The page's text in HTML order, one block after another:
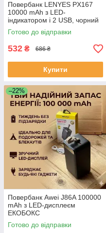
Повербанк LENYES PX167
10000 mAh з LED-
індикатором і 2 USB, чорний
ЕКОБОКС
Готово до відправки
532 ₴ 686 ₴
Купити
–22%
Повербанк Awei J86A 100000
mAh з LED-дисплеєм
ЕКОБОКС
Готово до відправки